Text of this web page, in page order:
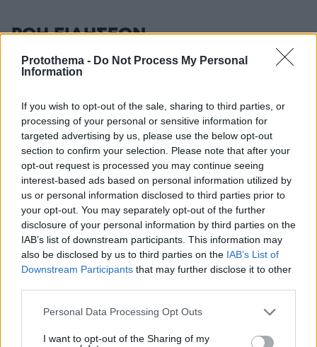
Protothema - Do Not Process My Personal
Information
If you wish to opt-out of the sale, sharing to third parties, or
processing of your personal or sensitive information for
targeted advertising by us, please use the below opt-out
section to confirm your selection. Please note that after your
opt-out request is processed you may continue seeing
interest-based ads based on personal information utilized by
us or personal information disclosed to third parties prior to
your opt-out. You may separately opt-out of the further
disclosure of your personal information by third parties on the
IAB’s list of downstream participants. This information may
also be disclosed by us to third parties on the IAB’s List of
Downstream Participants that may further disclose it to other
Please note that this website/app uses one or more Google
not limited to your visit or usage behaviour. You may click to
Personal Data Processing Opt Outs
I want to opt-out of the Sharing of my
ΡΟΗ ΕΙΔΗΣΕΩΝ
Ειδήσεις Δημοφιλή Σχολιασμένα
Τι δείχνει η πρώτη έκθεση επιτήρησης για τον αφθώδη
πυρετό στη Λέσβο, συνεχίζονται τα μέτρα για τον
περιορισμό της νόσου
Οι πρώτες εικόνες του νέου Canadair που έρχεται
Ελλάδα και θα πετά και νύχτα
Σε λαϊκό προσκύνημα η σορός του Λάκη Χαλκιά: Το
τελευταίο αντίο στον σημαντικό ερμηνευτή του
ελληνικού τραγουδιού
πριν 9 λεπτά
Russian pedicure: Η τεχνική περιποίησης ποδιών που
πριν 10 λεπτά
Ποιοι φορείς χρειάζονται ενημέρωση μετά την έκδοση